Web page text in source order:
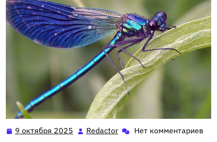
9 октября 2025 9
Redactor Redactor
Нет комментариев